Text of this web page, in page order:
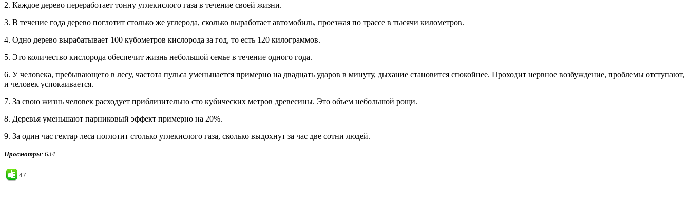
2. Каждое дерево переработает тонну углекислого газа в течение своей жизни.
3. В течение года дерево поглотит столько же углерода, сколько выработает автомобиль, проезжая по трассе в тысячи километров.
4. Одно дерево вырабатывает 100 кубометров кислорода за год, то есть 120 килограммов.
5. Это количество кислорода обеспечит жизнь небольшой семье в течение одного года.
6. У человека, пребывающего в лесу, частота пульса уменьшается примерно на двадцать ударов в минуту, дыхание становится спокойнее. Проходит нервное возбуждение, проблемы отступают,
и человек успокаивается.
7. За свою жизнь человек расходует приблизительно сто кубических метров древесины. Это объем небольшой рощи.
8. Деревья уменьшают парниковый эффект примерно на 20%.
9. За один час гектар леса поглотит столько углекислого газа, сколько выдохнут за час две сотни людей.
Просмотры: 634
47